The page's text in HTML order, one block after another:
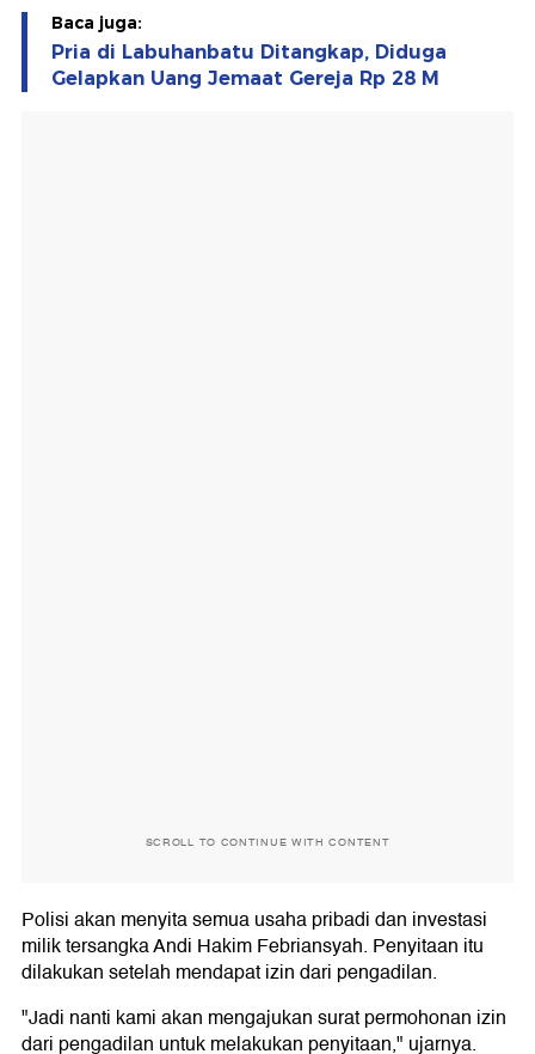
Baca juga:
Pria di Labuhanbatu Ditangkap, Diduga
Gelapkan Uang Jemaat Gereja Rp 28 M
SCROLL TO CONTINUE WITH CONTENT
Polisi akan menyita semua usaha pribadi dan investasi
milik tersangka Andi Hakim Febriansyah. Penyitaan itu
dilakukan setelah mendapat izin dari pengadilan.
"Jadi nanti kami akan mengajukan surat permohonan izin
dari pengadilan untuk melakukan penyitaan," ujarnya.